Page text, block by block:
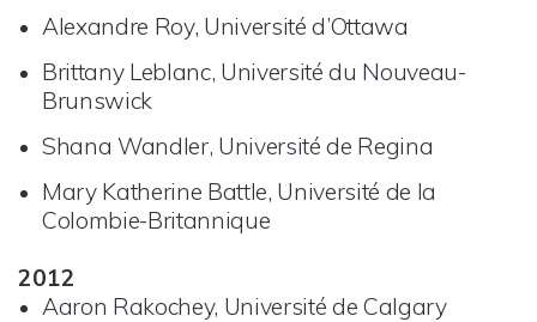
Alexandre Roy, Université d’Ottawa
Brittany Leblanc, Université du Nouveau-
Brunswick
Shana Wandler, Université de Regina
Mary Katherine Battle, Université de la
Colombie-Britannique
2012
Aaron Rakochey, Université de Calgary